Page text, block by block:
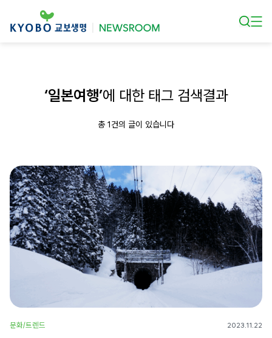
‘일본여행’에 대한 태그 검색결과
총 1건의 글이 있습니다
문화/트렌드 2023.11.22